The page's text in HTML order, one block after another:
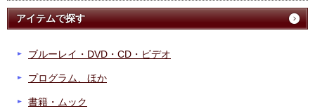
アイテムで探す
ブルーレイ・DVD・CD・ビデオ
プログラム、ほか
書籍・ムック